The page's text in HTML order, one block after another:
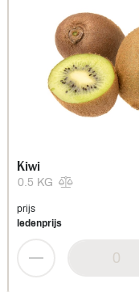
0.5 KG
Kiwi
prijs
ledenprijs